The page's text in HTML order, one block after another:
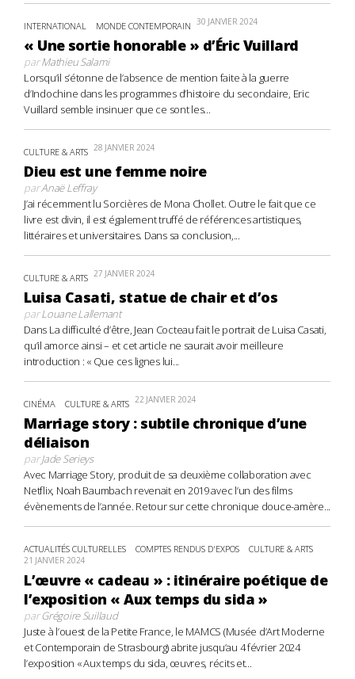
INTERNATIONAL MONDE CONTEMPORAIN 30 JANVIER 2024
« Une sortie honorable » d’Éric Vuillard
parMathieu Salami
Lorsqu’il s’étonne de l’absence de mention faite à la guerre
d’Indochine dans les programmes d’histoire du secondaire, Eric
Vuillard semble insinuer que ce sont les...
CULTURE & ARTS 28 JANVIER 2024
Dieu est une femme noire
parAnaë Leffray
J’ai récemment lu Sorcières de Mona Chollet. Outre le fait que ce
livre est divin, il est également truffé de références artistiques,
littéraires et universitaires. Dans sa conclusion,...
CULTURE & ARTS 27 JANVIER 2024
Luisa Casati, statue de chair et d’os
parLouane Lallemant
Dans La difficulté d’être, Jean Cocteau fait le portrait de Luisa Casati,
qu’il amorce ainsi – et cet article ne saurait avoir meilleure
introduction : « Que ces lignes lui...
CINÉMA CULTURE & ARTS 22 JANVIER 2024
Marriage story : subtile chronique d’une
déliaison
parJade Serieys
Avec Marriage Story, produit de sa deuxième collaboration avec
Netflix, Noah Baumbach revenait en 2019 avec l’un des films
évènements de l’année. Retour sur cette chronique douce-amère...
ACTUALITÉS CULTURELLES COMPTES RENDUS D'EXPOS CULTURE & ARTS
21 JANVIER 2024
L’œuvre « cadeau » : itinéraire poétique de
l’exposition « Aux temps du sida »
parGrégoire Suillaud
Juste à l’ouest de la Petite France, le MAMCS (Musée d’Art Moderne
et Contemporain de Strasbourg) abrite jusqu’au 4 février 2024
l’exposition « Aux temps du sida, œuvres, récits et...